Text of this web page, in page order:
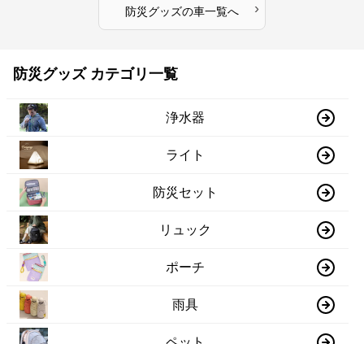
防災グッズの車一覧へ ›
防災グッズ カテゴリ一覧
浄水器
ライト
防災セット
リュック
ポーチ
雨具